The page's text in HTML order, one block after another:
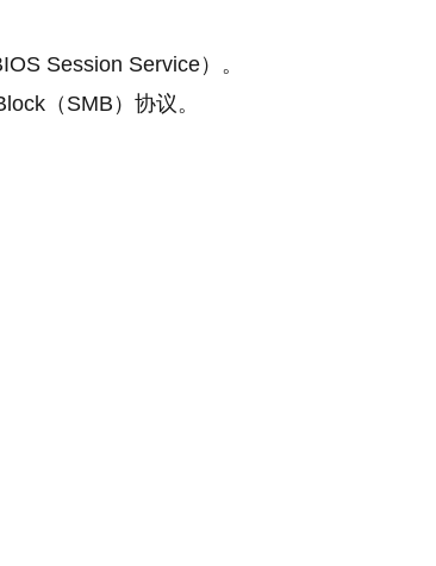
Session Service）。
（SMB）协议。